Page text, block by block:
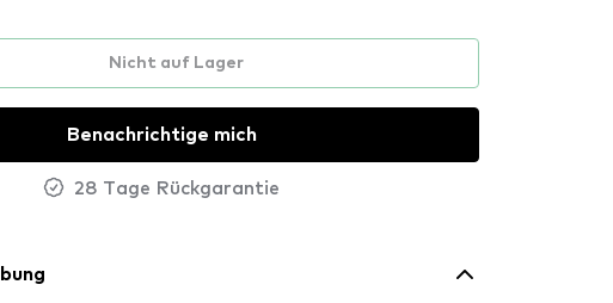
Nicht auf Lager
Benachrichtige mich
28 Tage Rückgarantie